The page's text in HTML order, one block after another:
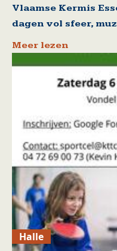
Vlaamse Kermis
dagen vol sfeer,
Meer lezen
Halle